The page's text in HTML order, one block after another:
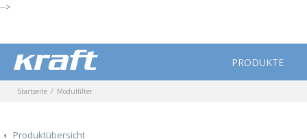
-->
PRODUKTE
Startseite Modulfilter
Produktübersicht